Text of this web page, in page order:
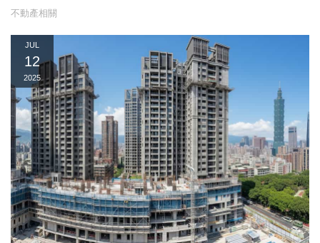
不動產相關
JUL
12
2025